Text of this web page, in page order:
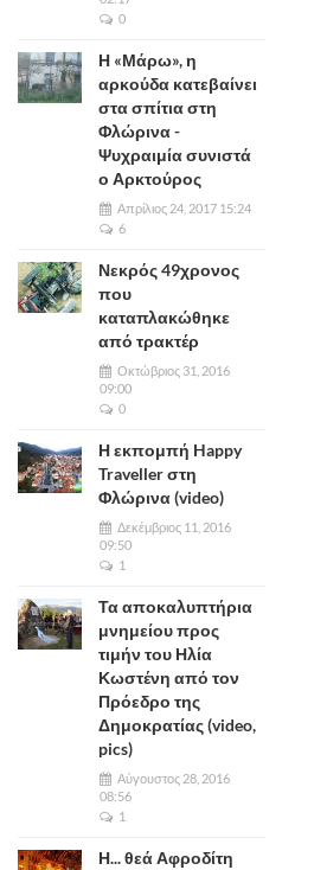
0
Η «Μάρω», η
αρκούδα κατεβαίνει
στα σπίτια στη
Φλώρινα -
Ψυχραιμία συνιστά
ο Αρκτούρος
Απρίλιος 24, 2017 15:24
6
Νεκρός 49χρονος
που
καταπλακώθηκε
από τρακτέρ
Οκτώβριος 31, 2016
09:00
0
Η εκπομπή Happy
Traveller στη
Φλώρινα (video)
Δεκέμβριος 11, 2016
09:50
1
Τα αποκαλυπτήρια
μνημείου προς
τιμήν του Ηλία
Κωστένη από τον
Πρόεδρο της
Δημοκρατίας (video,
pics)
Αύγουστος 28, 2016
08:56
1
Η... θεά Αφροδίτη